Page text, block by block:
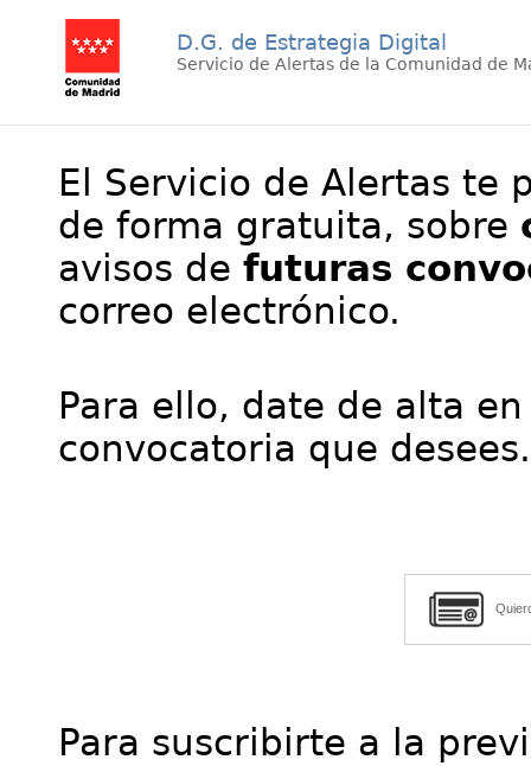
D.G. de Estrategia Digital
Servicio de Alertas de la Comunidad de
El Servicio de Alertas te
de forma gratuita, sobre
avisos de futuras
correo electrónico.
Para ello, date de alta
convocatoria que desees.
Para suscribirte a la